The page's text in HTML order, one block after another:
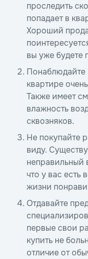
проследить
попадает в
Хороший
вы уже будете
Понаблюдайте
квартире
Также имеет
влажность
сквозняков.
Не покупайте
виду.
неправильный
что у вас есть
жизни
Отдавайте
первые свои
купить не
отличие от